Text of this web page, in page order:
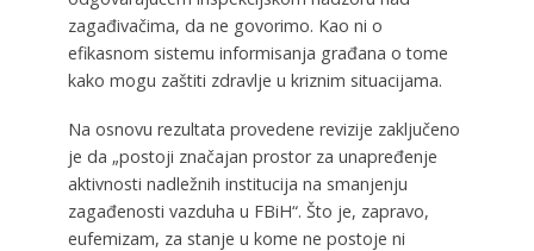
zagađivačima, da ne govorimo. Kao ni o
efikasnom sistemu informisanja građana o tome
kako mogu zaštiti zdravlje u kriznim situacijama.
Na osnovu rezultata provedene revizije zaključeno
je da „postoji značajan prostor za unapređenje
aktivnosti nadležnih institucija na smanjenju
zagađenosti vazduha u FBiH“. Što je, zapravo,
eufemizam, za stanje u kome ne postoje ni